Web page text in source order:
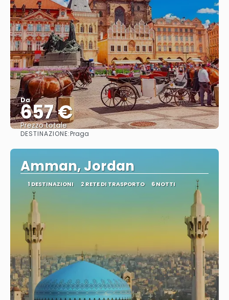
Da
657 €
Prezzo totale
DESTINAZIONE:Praga
Amman, Jordan
1 DESTINAZIONI 2 RETE DI TRASPORTO 6 NOTTI